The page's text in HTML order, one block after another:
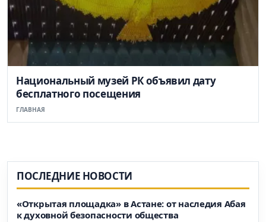
Национальный музей РК объявил дату
бесплатного посещения
ГЛАВНАЯ
ПОСЛЕДНИЕ НОВОСТИ
«Открытая площадка» в Астане: от наследия Абая
к духовной безопасности общества